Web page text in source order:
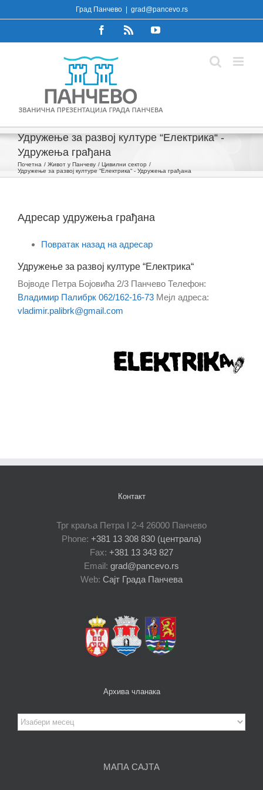
to
Град Панчево grad@pancevo.rs
FacebookRss YouTube
Удружење за развој културе “Електрика“ -
Удружења грађана
Почетна Живот у Панчеву
Цивилни сектор
Удружење за развој културе “Електрика“ - Удружења грађана
Адресар удружења грађана
Повратак назад на адресар
Удружење за развој културе “Електрика“
Војводе Петра Бојовића 2/3 Панчево Телефон:
Владимир Палибрк 062/162-16-73 Мејл адреса:
vladimir.palibrk@gmail.com
Контакт
Трг краља Петра I 2-4 26000 Панчево
Phone: +381 13 308 830 (централа)
Fax: +381 13 343 827
Email: grad@pancevo.rs
Web: Сајт Града Панчева
Архива чланака
Архива
чланака
МАПА САЈТА